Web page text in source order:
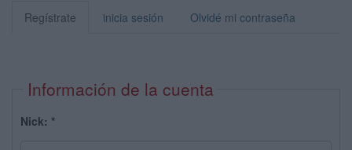
Regístrate inicia sesión Olvidé mi contraseña
Información de la cuenta
Nick: *